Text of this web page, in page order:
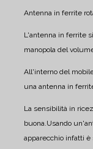
Antenna in ferrite
L'antenna in ferrite
manopola del
All'interno del
una antenna in
La sensibilità in
buona.Usando
apparecchio infatti è